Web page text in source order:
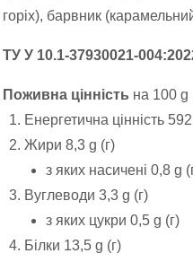
горіх), барвник
ТУ У 10.1-37930021-
Поживна цінність на 100 g
Енергетична цінність
Жири 8,3 g (г)
з яких насичені 0,8 g
Вуглеводи 3,3 g (г)
з яких цукри 0,5 g (г)
Білки 13,5 g (г)